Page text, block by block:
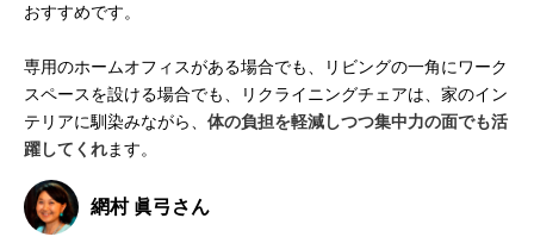
おすすめです。
専用のホームオフィスがある場合でも、リビングの一角にワーク
スペースを設ける場合でも、リクライニングチェアは、家のイン
テリアに馴染みながら、 体の負担を軽減しつつ集中力の面でも活
躍してくれます。
網村 眞弓さん